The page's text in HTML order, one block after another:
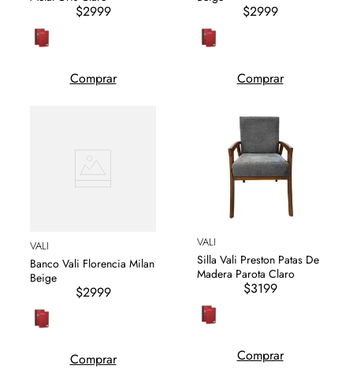
$2999
Comprar
$2999
Comprar
VALI
Banco Vali Florencia Milan
Beige
$2999
Comprar
VALI
Silla Vali Preston Patas De
Madera Parota Claro
$3199
Comprar